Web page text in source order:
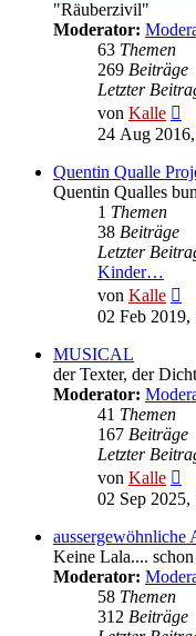
"Räuberzivil"
Moderator:
63 Themen
269 Beiträge
Letzter
von Kalle
24 Aug
Quentin Qualle
Quentin Qualles
1 Themen
38 Beiträge
Letzter
Kinder…
von Kalle
02 Feb 2019,
MUSICAL
der Texter, der
Moderator:
41 Themen
167 Beiträge
Letzter
von Kalle
02 Sep 2025,
aussergewöhnliche
Keine Lala....
Moderator:
58 Themen
312 Beiträge